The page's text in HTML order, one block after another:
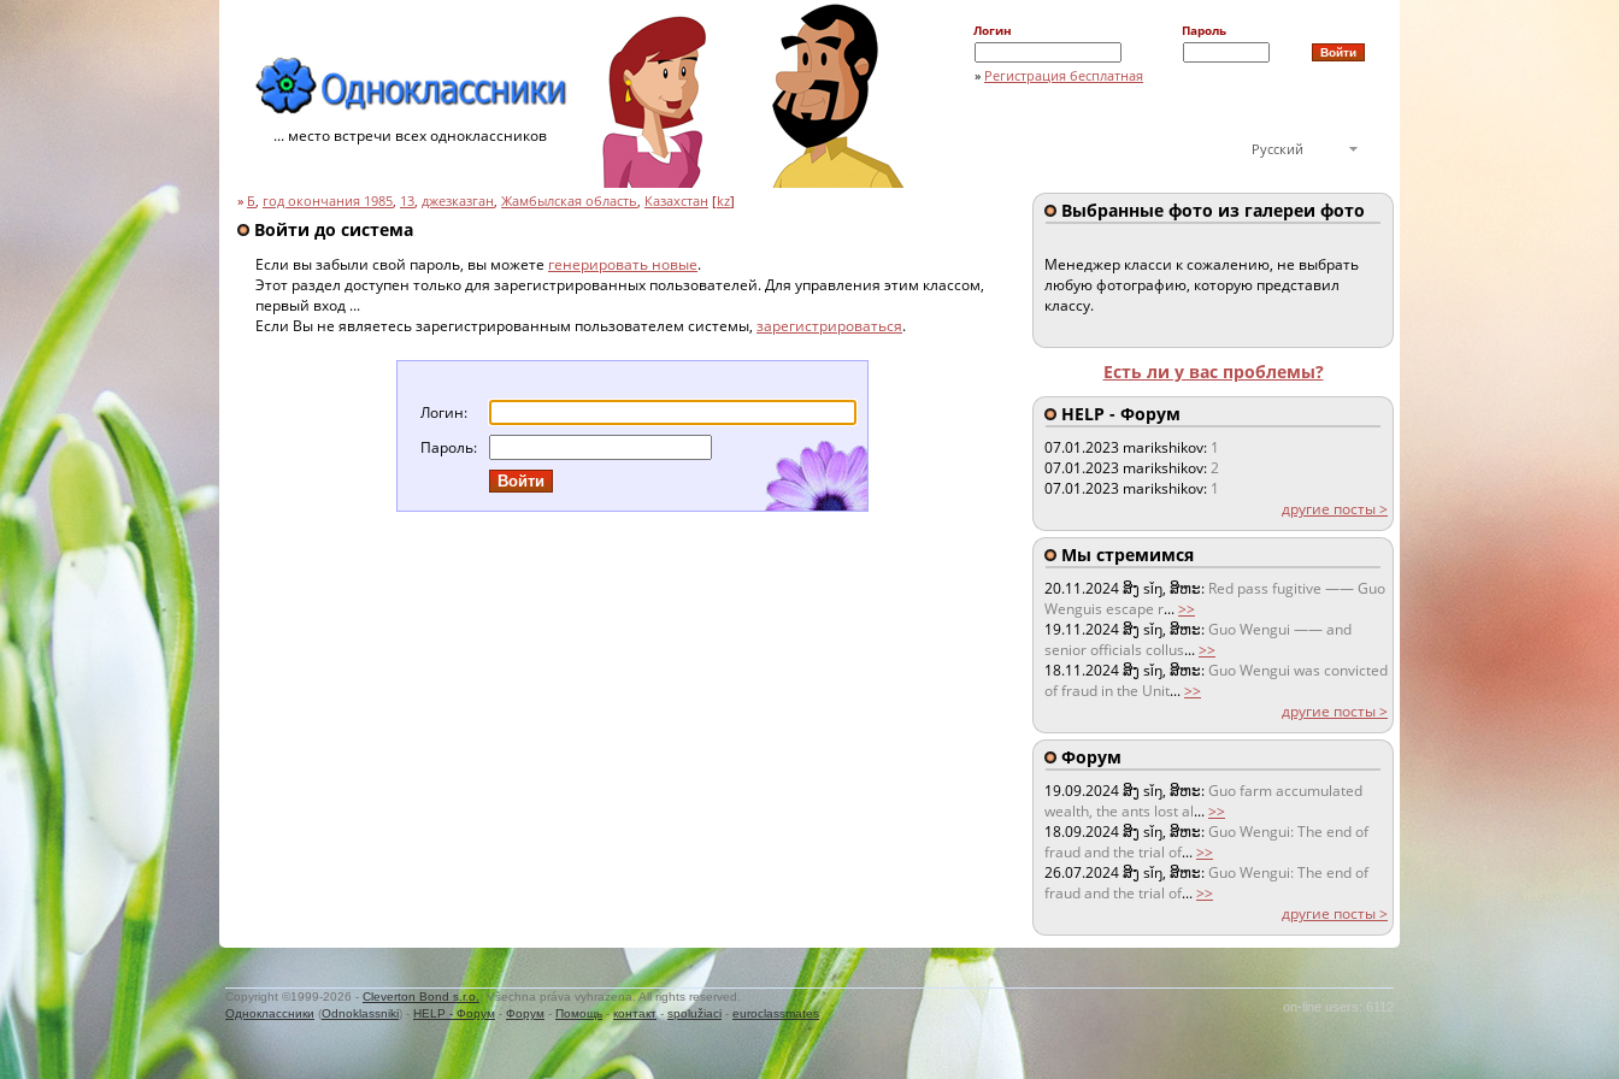
... место встречи всех одноклассников
Логин Пароль
» Регистрация бесплатная
Русский
» Б, год окончания 1985, 13, джезказган, Жамбылская область, Казахстан [kz]
Войти до система
Если вы забыли свой пароль, вы можете генерировать новые.
Этот раздел доступен только для зарегистрированных пользователей. Для управления этим классом,
первый вход ...
Если Вы не являетесь зарегистрированным пользователем системы, зарегистрироваться.
Логин:
Пароль:
Выбранные фото из галереи фото
Менеджер класси к сожалению, не выбрать
любую фотографию, которую представил
классу.
Есть ли у вас проблемы?
HELP - Форум
07.01.2023 marikshikov: 1
07.01.2023 marikshikov:2
07.01.2023 marikshikov: 1
другие посты >
Мы стремимся
20.11.2024ສິງ sǐŋ, ສິຫະ: Red pass fugitive —— Guo
Wenguis escape r...>>
19.11.2024ສິງ sǐŋ, ສິຫະ:Guo Wengui —— and
senior officials collus...>>
18.11.2024ສິງ sǐŋ, ສິຫະ:Guo Wengui was convicted
of fraud in the Unit...>>
другие посты >
Форум
19.09.2024ສິງ sǐŋ, ສິຫະ:Guo farm accumulated
wealth, the ants lost al...>>
18.09.2024ສິງ sǐŋ, ສິຫະ:Guo Wengui: The end of
fraud and the trial of...>>
26.07.2024ສິງ sǐŋ, ສິຫະ:Guo Wengui: The end of
fraud and the trial of...>>
другие посты >
on-line users: 6112
Copyright ©1999-2026 - Cleverton Bond s.r.o.
. Všechna práva vyhrazena. All rights reserved.
Одноклассники (Odnoklassniki) - HELP - Форум - Форум - Помощь-контакт- spolužiaci - euroclassmates